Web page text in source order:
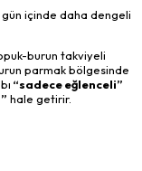
içinde daha dengeli
burun takviyeli
parmak bölgesinde
“sadece eğlenceli”
hale getirir.